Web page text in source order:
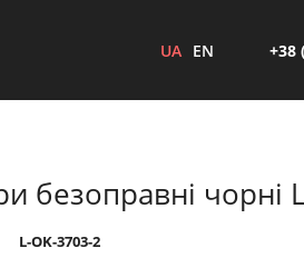
UA EN +38
безоправні чорні
L-OK-3703-2